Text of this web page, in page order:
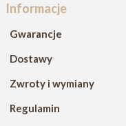
Informacje
Gwarancje
Dostawy
Zwroty i wymiany
Regulamin